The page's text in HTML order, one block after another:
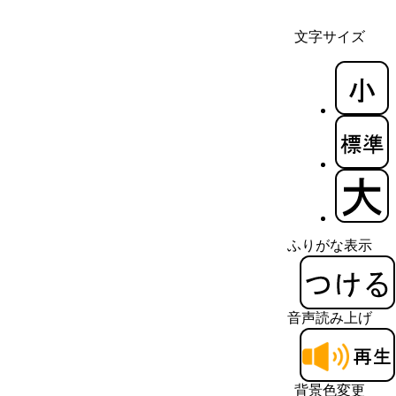
文字サイズ
ふりがな表示
音声読み上げ
背景色変更